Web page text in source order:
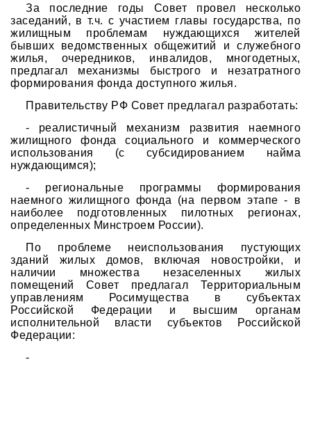
За последние годы Совет провел несколько
заседаний, в т.ч. с участием главы государства, по
жилищным проблемам нуждающихся жителей
бывших ведомственных общежитий и служебного
жилья, очередников, инвалидов, многодетных,
предлагал механизмы быстрого и незатратного
формирования фонда доступного жилья.
Правительству РФ Совет предлагал разработать:
- реалистичный механизм развития наемного
жилищного фонда социального и коммерческого
использования (с субсидированием найма
нуждающимся);
- региональные программы формирования
наемного жилищного фонда (на первом этапе - в
наиболее подготовленных пилотных регионах,
определенных Минстроем России).
По проблеме неиспользования пустующих
зданий жилых домов, включая новостройки, и
наличии множества незаселенных жилых
помещений Совет предлагал Территориальным
управлениям Росимущества в субъектах
Российской Федерации и высшим органам
исполнительной власти субъектов Российской
Федерации:
-